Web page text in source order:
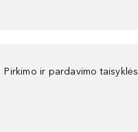
Pirkimo ir pardavimo taisyklės